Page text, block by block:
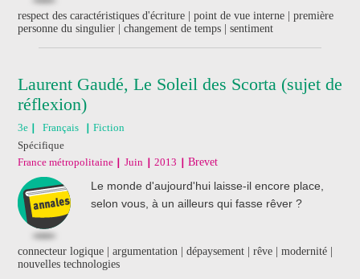
respect des caractéristiques d'écriture | point de vue interne | première
personne du singulier | changement de temps | sentiment
Laurent Gaudé, Le Soleil des Scorta (sujet de
réflexion)
3e Français
Fiction
Spécifique
France métropolitaine
Juin 2013 Brevet
Le monde d'aujourd'hui laisse-il encore place,
selon vous, à un ailleurs qui fasse rêver ?
connecteur logique | argumentation | dépaysement | rêve | modernité |
nouvelles technologies